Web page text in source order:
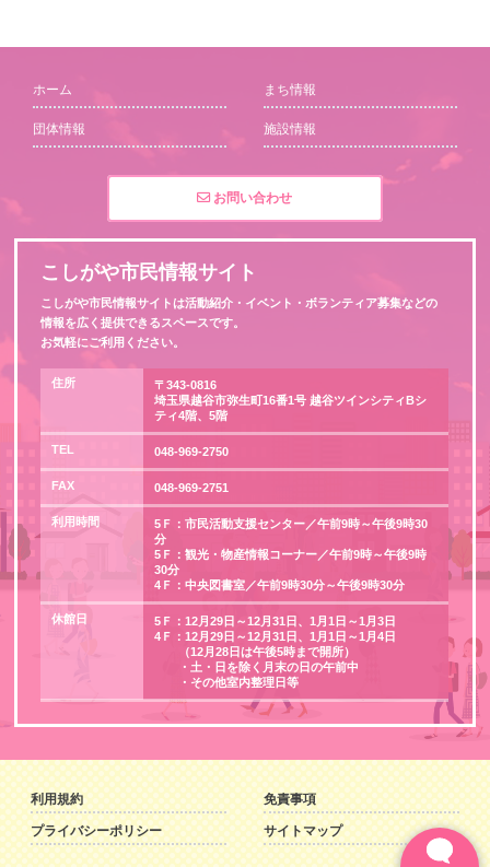
ホーム まち情報
団体情報 施設情報
お問い合わせ
こしがや市民情報サイト
こしがや市民情報サイトは活動紹介・イベント・ボランティア募集などの
情報を広く提供できるスペースです。
お気軽にご利用ください。
住所
〒343-0816
埼玉県越谷市弥生町16番1号 越谷ツインシティBシ
ティ4階、5階
TEL 048-969-2750
FAX 048-969-2751
利用時間
5Ｆ：市民活動支援センター／午前9時～午後9時30
分
5Ｆ：観光・物産情報コーナー／午前9時～午後9時
30分
4Ｆ：中央図書室／午前9時30分～午後9時30分
休館日
5Ｆ：12月29日～12月31日、1月1日～1月3日
4Ｆ：12月29日～12月31日、1月1日～1月4日
（12月28日は午後5時まで開所）
・土・日を除く月末の日の午前中
・その他室内整理日等
利用規約 免責事項
プライバシーポリシー サイトマップ